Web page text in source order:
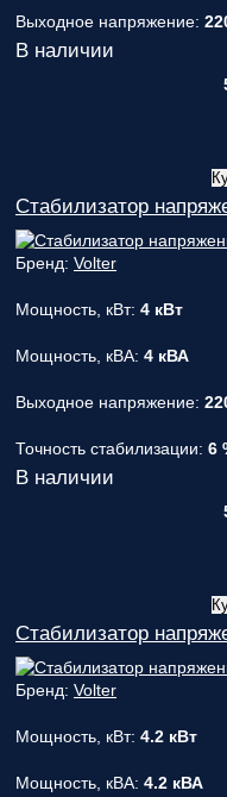
Выходное напряжение:
В наличии
Стабилизатор
Бренд: Volter
Мощность, кВт: 4 кВт
Мощность, кВА: 4 кВА
Выходное напряжение:
Точность стабилизации: 6
В наличии
Стабилизатор
Бренд: Volter
Мощность, кВт: 4.2 кВт
Мощность, кВА: 4.2 кВА